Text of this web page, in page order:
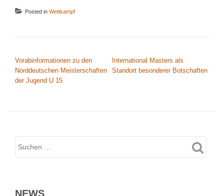
Posted in Wettkampf
Vorabinformationen zu den
Norddeutschen Meisterschaften
der Jugend U 15
International Masters als
Standort besonderer Botschaften
NEWS